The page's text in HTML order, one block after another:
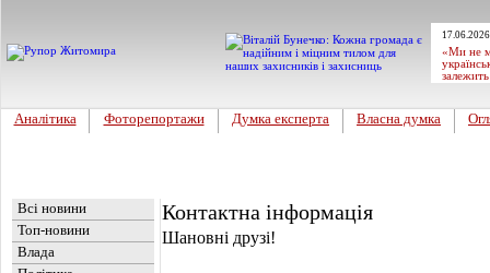
«Ми не
Аналітика Фоторепортажи Думка експерта Власна думка
Всі новини
Топ-новини
Влада
Контактна інформація
Шановні друзі!